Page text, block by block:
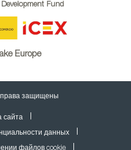
Fund
Europe
права защищены
сайта
данных
файлов cookie